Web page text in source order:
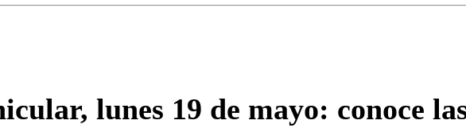
lunes 19 de mayo: conoce